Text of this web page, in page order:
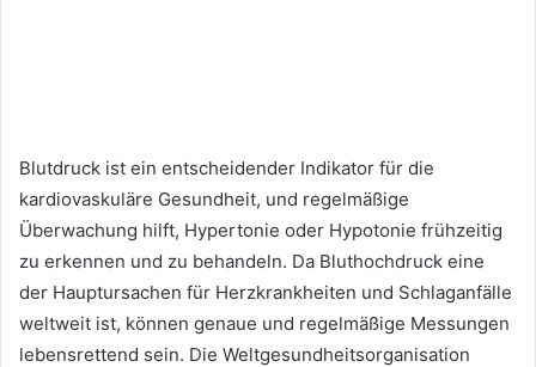
Blutdruck ist ein entscheidender Indikator für die
kardiovaskuläre Gesundheit, und regelmäßige
Überwachung hilft, Hypertonie oder Hypotonie frühzeitig
zu erkennen und zu behandeln. Da Bluthochdruck eine
der Hauptursachen für Herzkrankheiten und Schlaganfälle
weltweit ist, können genaue und regelmäßige Messungen
lebensrettend sein. Die Weltgesundheitsorganisation